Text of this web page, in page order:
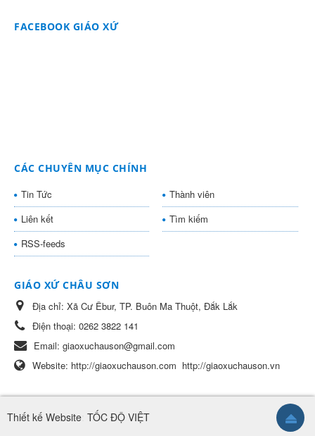
FACEBOOK GIÁO XỨ
CÁC CHUYÊN MỤC CHÍNH
Tin Tức
Thành viên
Liên kết
Tìm kiếm
RSS-feeds
GIÁO XỨ CHÂU SƠN
Địa chỉ: Xã Cư Êbur, TP. Buôn Ma Thuột, Đắk Lắk
Điện thoại: 0262 3822 141
Email: giaoxuchauson@gmail.com
Website: http://giaoxuchauson.com http://giaoxuchauson.vn
Thiết kế Website TỐC ĐỘ VIỆT